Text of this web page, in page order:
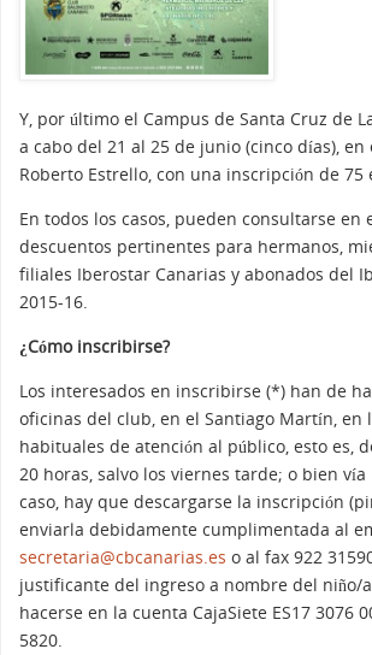
Y, por último el Campus de Santa Cruz de
a cabo del 21 al 25 de junio (cinco días), en
Roberto Estrello, con una inscripción de 75
En todos los casos, pueden consultarse en
descuentos pertinentes para hermanos,
filiales Iberostar Canarias y abonados del
2015-16.
¿Cómo inscribirse?
Los interesados en inscribirse (*) han de
oficinas del club, en el Santiago Martín, en
habituales de atención al público, esto es,
20 horas, salvo los viernes tarde; o bien
caso, hay que descargarse la inscripción
enviarla debidamente cumplimentada al
secretaria@cbcanarias.es o al fax 922
justificante del ingreso a nombre del niño/
hacerse en la cuenta CajaSiete ES17 3076
5820.